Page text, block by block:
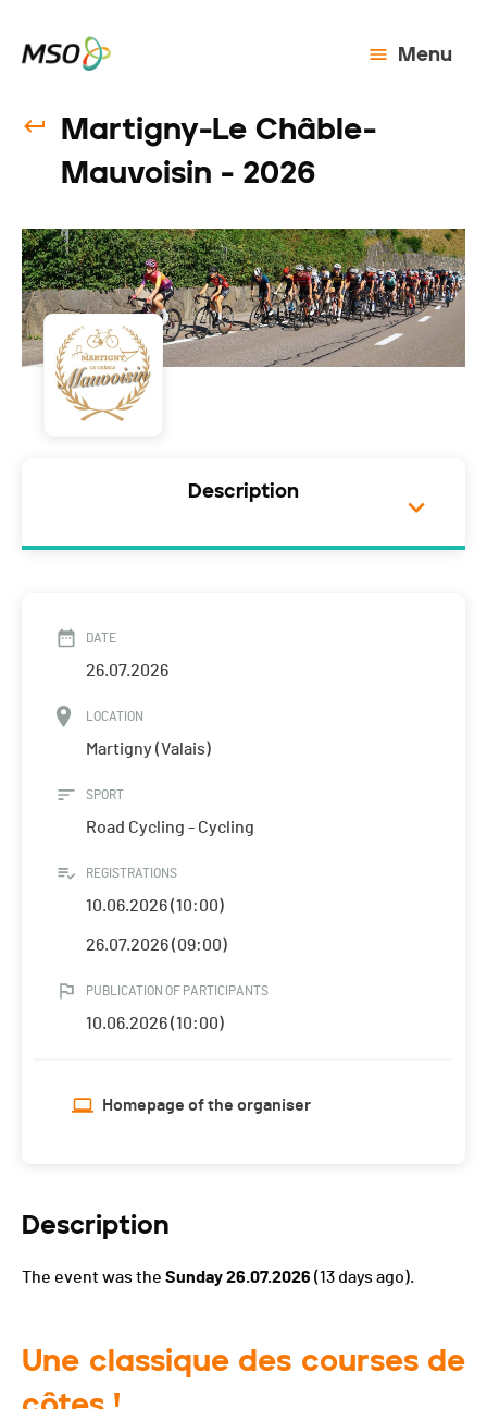
Menu
Martigny-Le Châble-
Mauvoisin - 2026
Description
DATE
26.07.2026
LOCATION
Martigny (Valais)
SPORT
Road Cycling - Cycling
REGISTRATIONS
10.06.2026 (10:00)
26.07.2026 (09:00)
PUBLICATION OF PARTICIPANTS
10.06.2026 (10:00)
Homepage of the organiser
Description
The event was the Sunday 26.07.2026 (13 days ago).
Une classique des courses de